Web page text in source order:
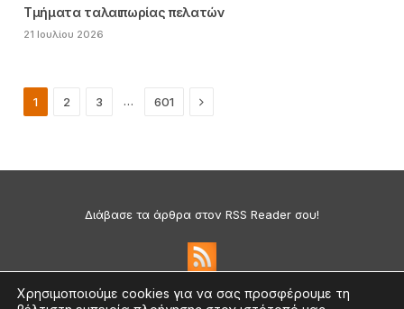
Τμήματα ταλαιπωρίας πελατών
21 Ιουλίου 2026
1 2 3 … 601 Next
Διάβασε τα άρθρα στον RSS Reader σου!
Χρησιμοποιούμε cookies για να σας προσφέρουμε τη